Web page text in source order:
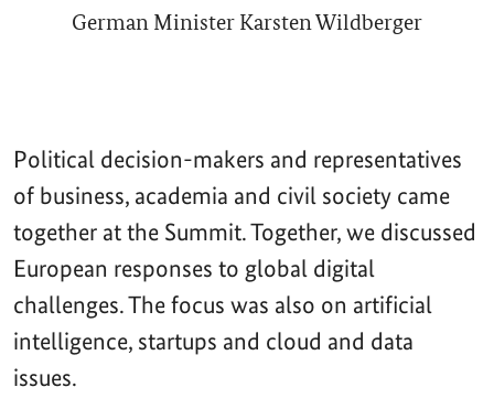
German Minister Karsten Wildberger
Political decision-makers and representatives
of business, academia and civil society came
together at the Summit. Together, we discussed
European responses to global digital
challenges. The focus was also on artificial
intelligence, startups and cloud and data
issues.